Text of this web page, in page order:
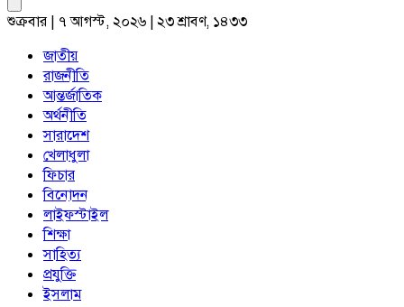
শুক্রবার | ৭ আগস্ট, ২০২৬ | ২৩ শ্রাবণ, ১৪৩৩
জাতীয়
রাজনীতি
আন্তর্জাতিক
অর্থনীতি
সারাদেশ
খেলাধুলা
ফিচার
বিনোদন
লাইফস্টাইল
শিক্ষা
সাহিত্য
প্রযুক্তি
ইসলাম